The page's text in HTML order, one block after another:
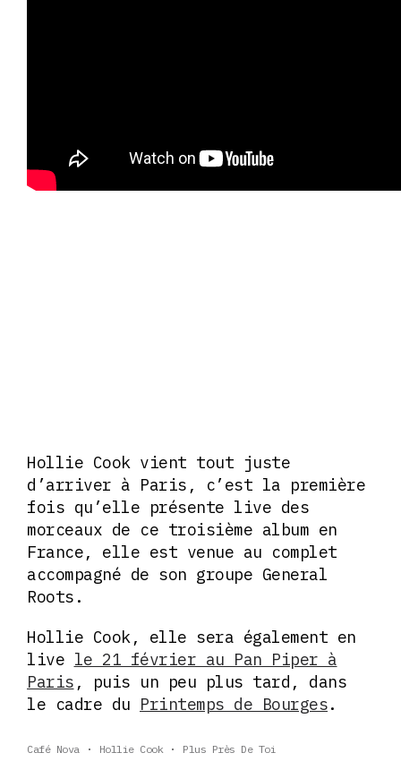
Hollie Cook vient tout juste
d’arriver à Paris, c’est la première
fois qu’elle présente live des
morceaux de ce troisième album en
France, elle est venue au complet
accompagné de son groupe General
Roots.
Hollie Cook, elle sera également en
live le 21 février au Pan Piper à
Paris , puis un peu plus tard, dans
le cadre du Printemps de Bourges.
Café Nova Hollie Cook Plus Près De Toi